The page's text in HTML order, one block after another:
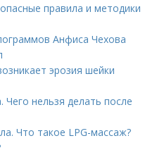
правила и методики
Анфиса Чехова
эрозия шейки
Чего нельзя делать после
Что такое LPG-массаж?